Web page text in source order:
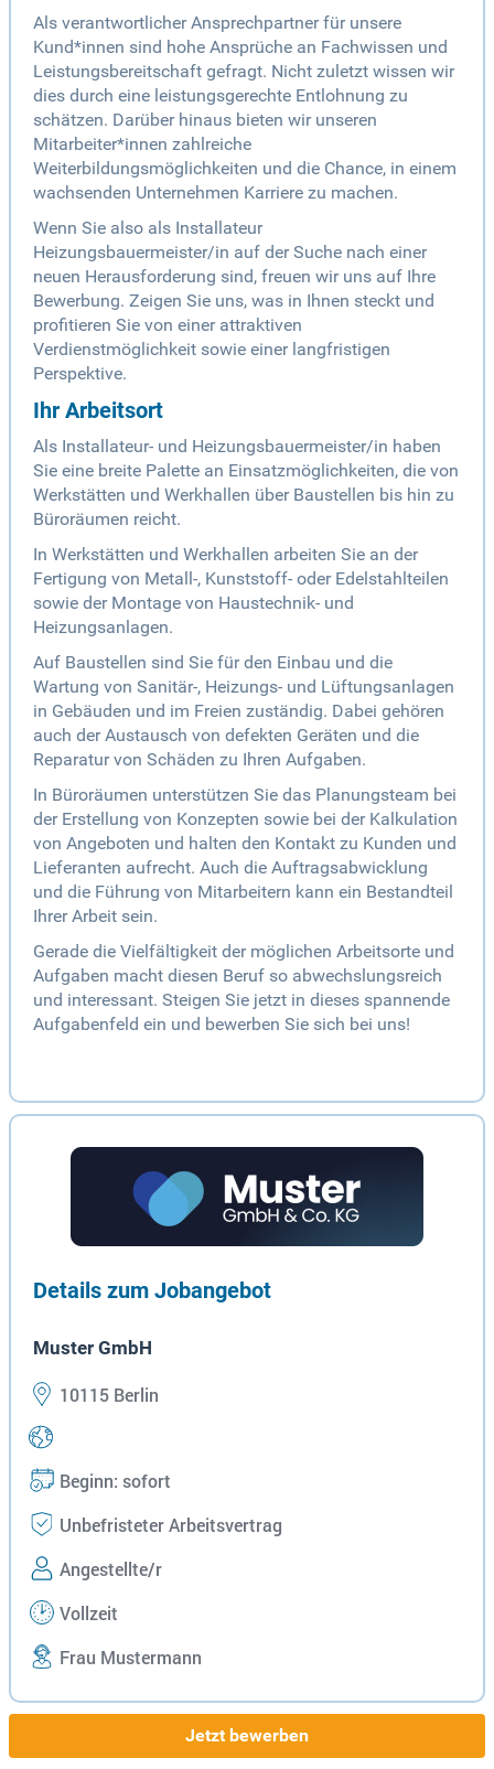
Als verantwortlicher Ansprechpartner für unsere
Kund*innen sind hohe Ansprüche an Fachwissen und
Leistungsbereitschaft gefragt. Nicht zuletzt wissen wir
dies durch eine leistungsgerechte Entlohnung zu
schätzen. Darüber hinaus bieten wir unseren
Mitarbeiter*innen zahlreiche
Weiterbildungsmöglichkeiten und die Chance, in einem
wachsenden Unternehmen Karriere zu machen.
Wenn Sie also als Installateur
Heizungsbauermeister/in auf der Suche nach einer
neuen Herausforderung sind, freuen wir uns auf Ihre
Bewerbung. Zeigen Sie uns, was in Ihnen steckt und
profitieren Sie von einer attraktiven
Verdienstmöglichkeit sowie einer langfristigen
Perspektive.
Ihr Arbeitsort
Als Installateur- und Heizungsbauermeister/in haben
Sie eine breite Palette an Einsatzmöglichkeiten, die von
Werkstätten und Werkhallen über Baustellen bis hin zu
Büroräumen reicht.
In Werkstätten und Werkhallen arbeiten Sie an der
Fertigung von Metall-, Kunststoff- oder Edelstahlteilen
sowie der Montage von Haustechnik- und
Heizungsanlagen.
Auf Baustellen sind Sie für den Einbau und die
Wartung von Sanitär-, Heizungs- und Lüftungsanlagen
in Gebäuden und im Freien zuständig. Dabei gehören
auch der Austausch von defekten Geräten und die
Reparatur von Schäden zu Ihren Aufgaben.
In Büroräumen unterstützen Sie das Planungsteam bei
der Erstellung von Konzepten sowie bei der Kalkulation
von Angeboten und halten den Kontakt zu Kunden und
Lieferanten aufrecht. Auch die Auftragsabwicklung
und die Führung von Mitarbeitern kann ein Bestandteil
Ihrer Arbeit sein.
Gerade die Vielfältigkeit der möglichen Arbeitsorte und
Aufgaben macht diesen Beruf so abwechslungsreich
und interessant. Steigen Sie jetzt in dieses spannende
Aufgabenfeld ein und bewerben Sie sich bei uns!
Details zum Jobangebot
Muster GmbH
10115 Berlin
Beginn: sofort
Unbefristeter Arbeitsvertrag
Angestellte/r
Vollzeit
Frau Mustermann
Jetzt bewerben